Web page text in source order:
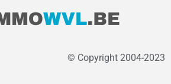
© Copyright 2004-2023